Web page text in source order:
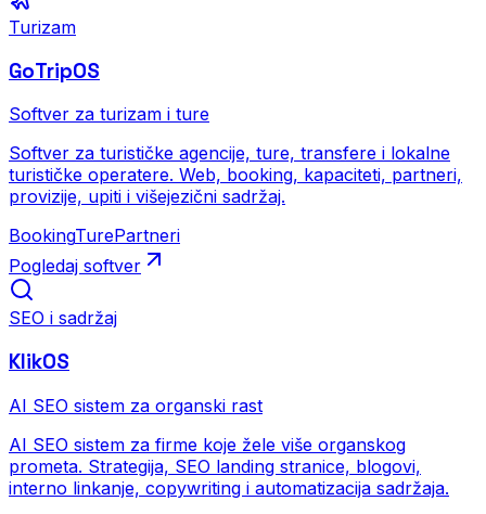
Turizam
GoTripOS
Softver za turizam i ture
Softver za turističke agencije, ture, transfere i lokalne
turističke operatere. Web, booking, kapaciteti, partneri,
provizije, upiti i višejezični sadržaj.
BookingTurePartneri
Pogledaj softver
SEO i sadržaj
KlikOS
AI SEO sistem za organski rast
AI SEO sistem za firme koje žele više organskog
prometa. Strategija, SEO landing stranice, blogovi,
interno linkanje, copywriting i automatizacija sadržaja.